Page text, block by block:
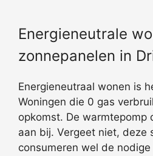
Energieneutrale
zonnepanelen in
Energieneutraal wonen is
Woningen die 0 gas
opkomst. De warmtepomp
aan bij. Vergeet niet, deze
consumeren wel de